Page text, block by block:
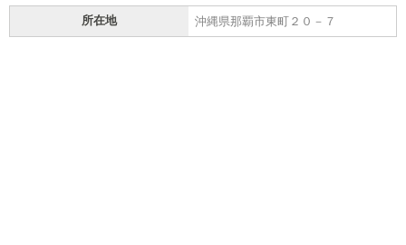
所在地 沖縄県那覇市東町２０－７